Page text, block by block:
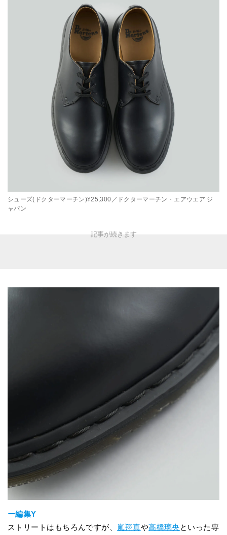
シューズ(ドクターマーチン)¥25,300／ドクターマーチン・エアウエア ジ
ャパン
ー編集Y
ストリートはもちろんですが、 嵐翔真や高橋璃央といった専